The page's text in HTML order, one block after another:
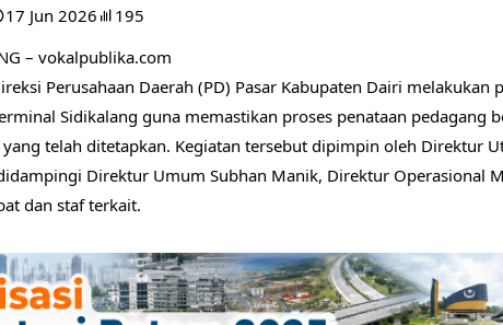
17 Jun 2026 195
– vokalpublika.com
Perusahaan Daerah (PD) Pasar Kabupaten Dairi melakukan
Sidikalang guna memastikan proses penataan pedagang
telah ditetapkan. Kegiatan tersebut dipimpin oleh Direktur
Direktur Umum Subhan Manik, Direktur Operasional
dan staf terkait.